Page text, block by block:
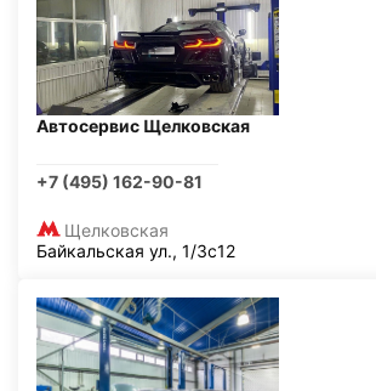
Автосервис Щелковская
+7 (495) 162-90-81
Щелковская
Байкальская ул., 1/3с12